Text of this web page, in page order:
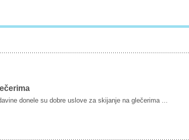
donele su dobre uslove za skijanje na glečerima ...